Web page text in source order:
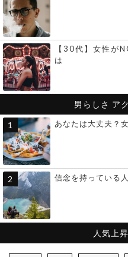
【30代】女性が
は
男らしさ ア
あなたは大丈夫？
信念を持っている
人気上